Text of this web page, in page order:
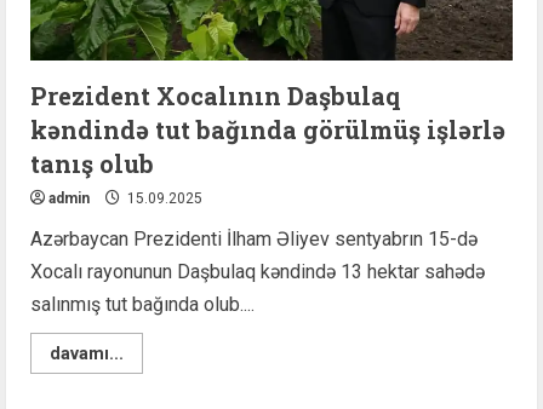
Prezident Xocalının Daşbulaq
kəndində tut bağında görülmüş işlərlə
tanış olub
admin 15.09.2025
Azərbaycan Prezidenti İlham Əliyev sentyabrın 15-də
Xocalı rayonunun Daşbulaq kəndində 13 hektar sahədə
salınmış tut bağında olub....
davamı...
more